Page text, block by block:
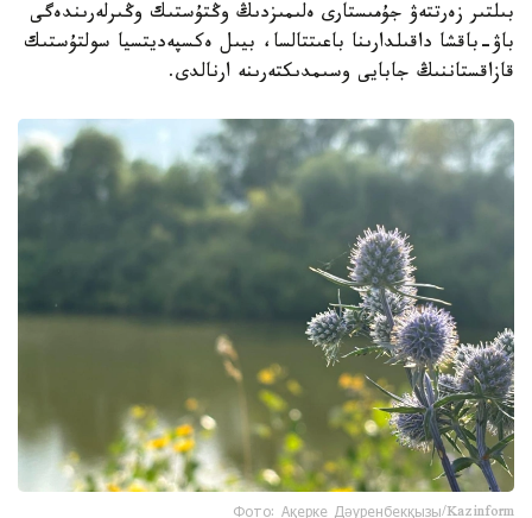
بىلتىر زەرتتەۋ جۇمىستارى ەلىمىزدىڭ وڭتۇستىك وڭىرلەرىندەگى
باۋ-باقشا داقىلدارىنا باعىتتالسا، بيىل ەكسپەديتسيا سولتۇستىك
قازاقستاننىڭ جابايى وسىمدىكتەرىنە ارنالدى.